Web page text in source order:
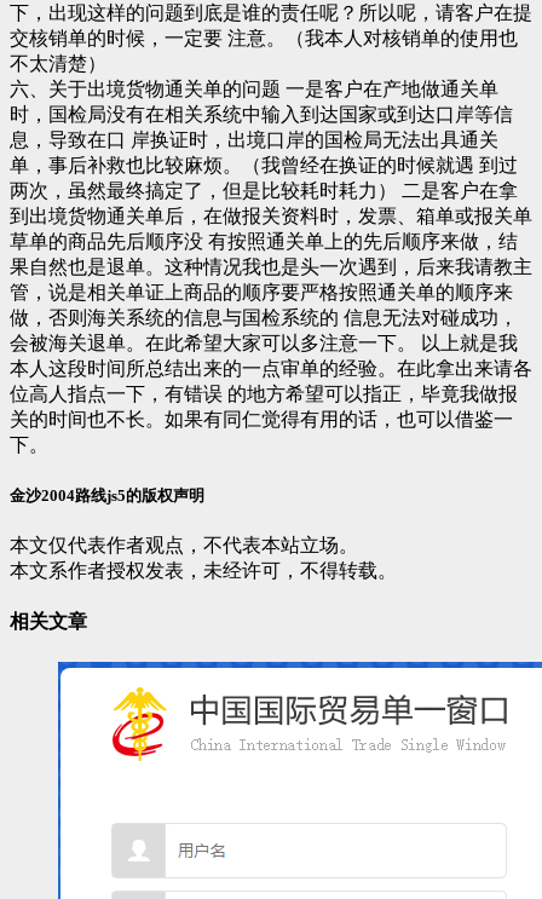
下，出现这样的问题到底是谁的责任呢？所以呢，请客户在提
交核销单的时候，一定要 注意。（我本人对核销单的使用也
不太清楚）
六、关于出境货物通关单的问题 一是客户在产地做通关单
时，国检局没有在相关系统中输入到达国家或到达口岸等信
息，导致在口 岸换证时，出境口岸的国检局无法出具通关
单，事后补救也比较麻烦。（我曾经在换证的时候就遇 到过
两次，虽然最终搞定了，但是比较耗时耗力） 二是客户在拿
到出境货物通关单后，在做报关资料时，发票、箱单或报关单
草单的商品先后顺序没 有按照通关单上的先后顺序来做，结
果自然也是退单。这种情况我也是头一次遇到，后来我请教主
管，说是相关单证上商品的顺序要严格按照通关单的顺序来
做，否则海关系统的信息与国检系统的 信息无法对碰成功，
会被海关退单。在此希望大家可以多注意一下。 以上就是我
本人这段时间所总结出来的一点审单的经验。在此拿出来请各
位高人指点一下，有错误 的地方希望可以指正，毕竟我做报
关的时间也不长。如果有同仁觉得有用的话，也可以借鉴一
下。
金沙2004路线js5的版权声明
本文仅代表作者观点，不代表本站立场。
本文系作者授权发表，未经许可，不得转载。
相关文章